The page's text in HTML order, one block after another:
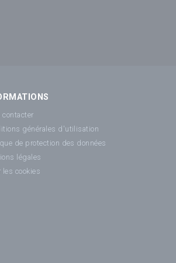
contacter
générales d'utilisation
de protection des données
légales
les cookies